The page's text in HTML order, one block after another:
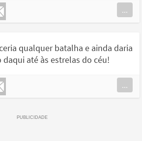
...
qualquer batalha e ainda daria
daqui até às estrelas do céu!
...